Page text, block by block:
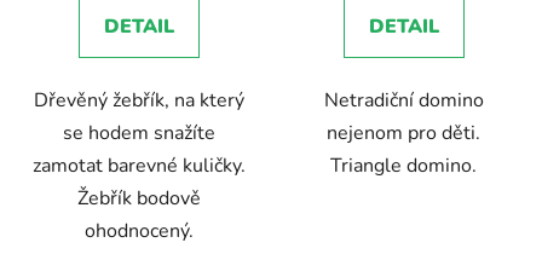
z
hvězdiček.
DETAIL
Dřevěný žebřík, na který
se hodem snažíte
zamotat barevné kuličky.
Žebřík bodově
ohodnocený.
z
hvězdiček.
DETAIL
Netradiční domino
nejenom pro děti.
Triangle domino.